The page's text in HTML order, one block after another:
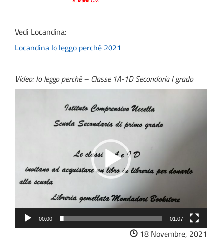
Vedi Locandina:
Locandina Io leggo perchè 2021
Video: Io leggo perchè – Classe 1A-1D Secondaria I grado
00:00 01:07
18 Novembre, 2021